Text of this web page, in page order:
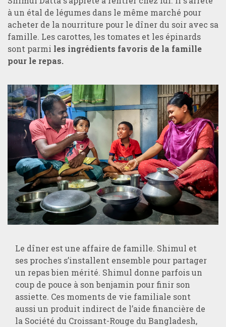
à un étal de légumes dans le même marché pour
acheter de la nourriture pour le dîner du soir avec sa
famille. Les carottes, les tomates et les épinards
sont parmi les ingrédients favoris de la famille
pour le repas.
Le dîner est une affaire de famille. Shimul et
ses proches s’installent ensemble pour partager
un repas bien mérité. Shimul donne parfois un
coup de pouce à son benjamin pour finir son
assiette. Ces moments de vie familiale sont
aussi un produit indirect de l’aide financière de
la Société du Croissant-Rouge du Bangladesh,